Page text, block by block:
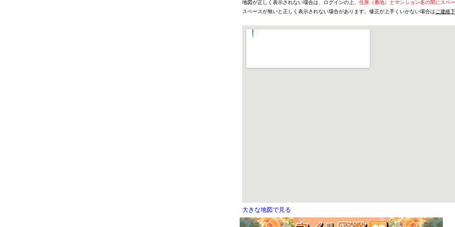
地図が正しく表示されない場合は、ログインの上、 住所（番地）とマンション名の間にスペ
スペースが無いと正しく表示されない場合があります。修正が上手くいかない場合は ご連絡
大きな地図で見る